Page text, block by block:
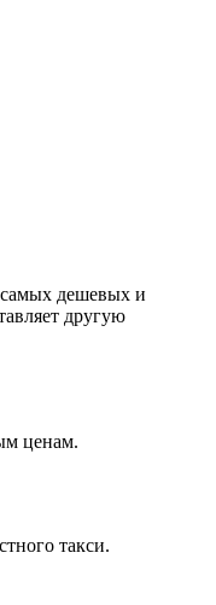
самых дешевых и
другую
ценам.
такси.